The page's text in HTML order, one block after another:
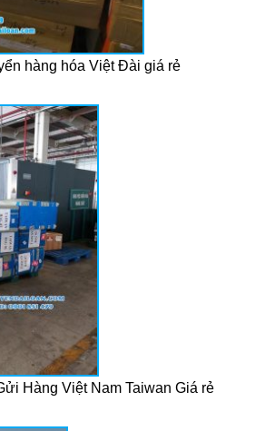
hàng hóa Việt Đài giá rẻ
Hàng Việt Nam Taiwan Giá rẻ